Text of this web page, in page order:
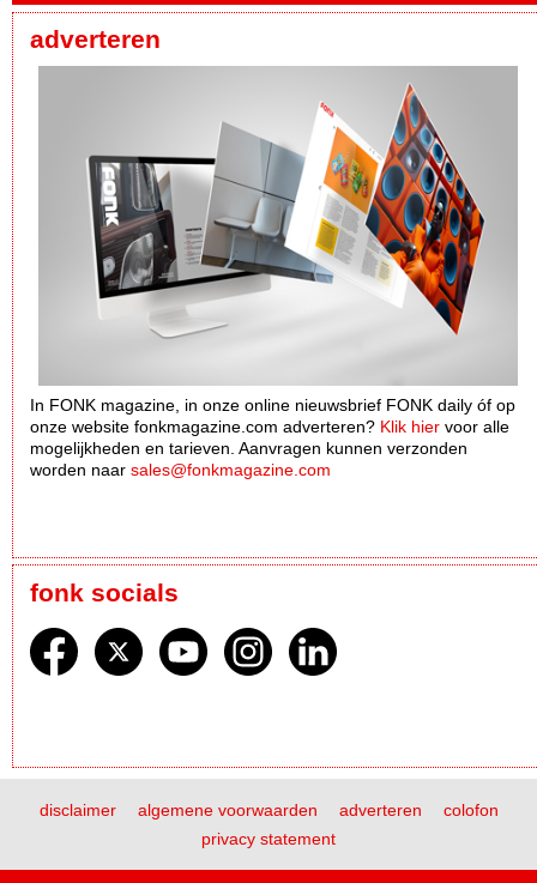
adverteren
In FONK magazine, in onze online nieuwsbrief FONK daily óf op
onze website fonkmagazine.com adverteren? Klik hier voor alle
mogelijkheden en tarieven. Aanvragen kunnen verzonden
worden naar sales@fonkmagazine.com
fonk socials
disclaimer algemene voorwaarden adverteren
colofon
privacy statement